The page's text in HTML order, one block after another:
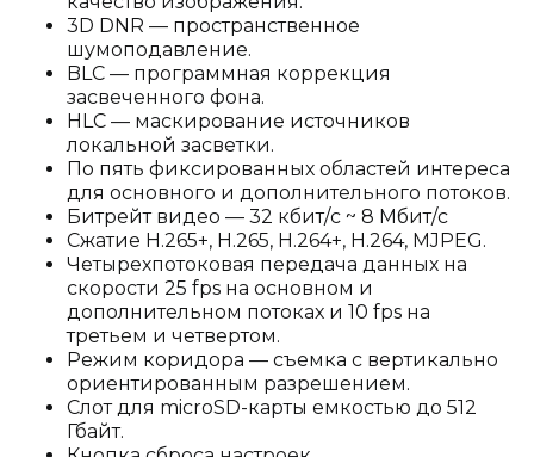
3D DNR — пространственное
шумоподавление.
BLC — программная коррекция
засвеченного фона.
HLC — маскирование источников
локальной засветки.
По пять фиксированных областей интереса
для основного и дополнительного потоков.
Битрейт видео — 32 кбит/с ~ 8 Мбит/с
Сжатие H.265+, H.265, H.264+, H.264, MJPEG.
Четырехпотоковая передача данных на
скорости 25 fps на основном и
дополнительном потоках и 10 fps на
третьем и четвертом.
Режим коридора — съемка с вертикально
ориентированным разрешением.
Слот для microSD-карты емкостью до 512
Гбайт.